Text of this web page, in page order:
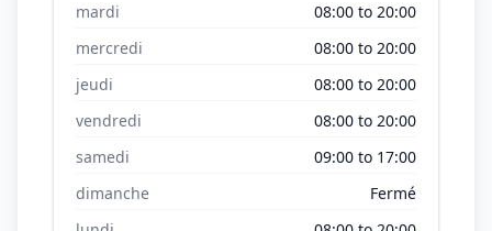
mardi
08:00 to 20:00
mercredi
08:00 to 20:00
jeudi
08:00 to 20:00
vendredi
08:00 to 20:00
samedi
09:00 to 17:00
dimanche
Fermé